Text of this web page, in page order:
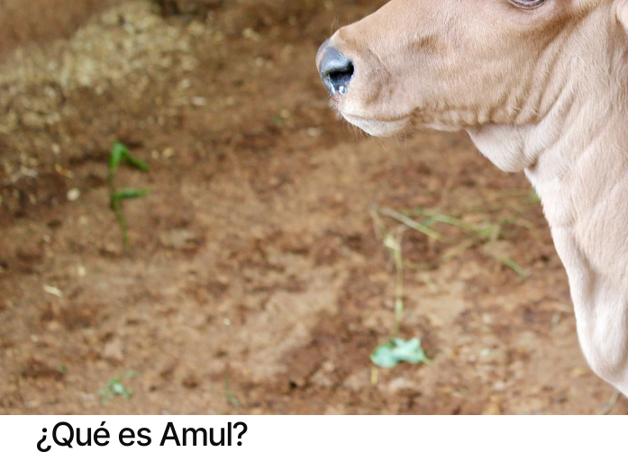
¿Qué es Amul?